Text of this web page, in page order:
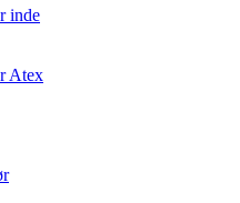
inde
Atex